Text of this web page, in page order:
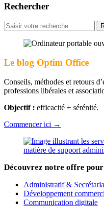
Rechercher
Rechercher
pour
Le blog Optim Office
Conseils, méthodes et retours
professions libérales et
Objectif : efficacité + sérénité.
Commencer ici →
Découvrez notre offre
Administratif &
Développement
Communication digitale